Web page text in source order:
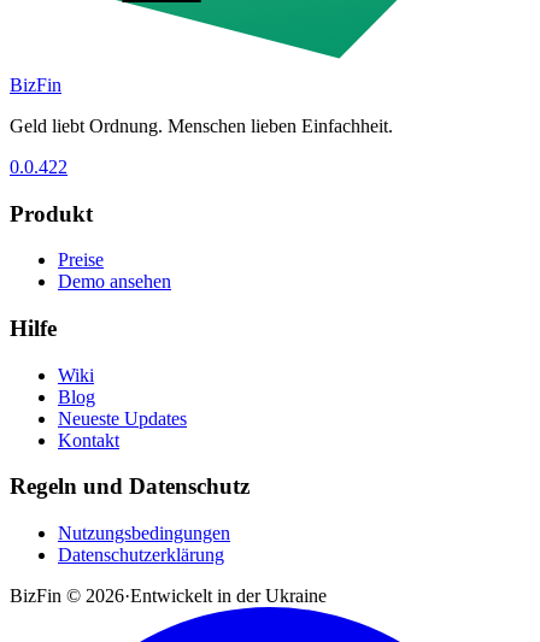
BizFin
Geld liebt Ordnung. Menschen lieben Einfachheit.
0.0.422
Produkt
Preise
Demo ansehen
Hilfe
Wiki
Blog
Neueste Updates
Kontakt
Regeln und Datenschutz
Nutzungsbedingungen
Datenschutzerklärung
BizFin © 2026·Entwickelt in der Ukraine